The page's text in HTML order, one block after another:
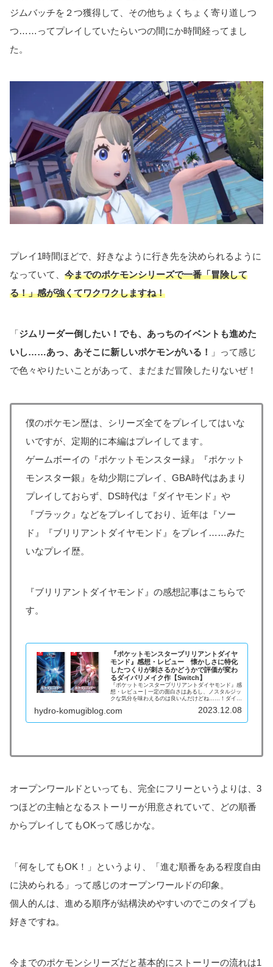
ジムバッチを２つ獲得して、その他ちょくちょく寄り道しつ
つ……ってプレイしていたらいつの間にか時間経ってまし
た。
プレイ1時間ほどで、好きなように行き先を決められるように
なっていて、 今までのポケモンシリーズで一番「冒険して
る！」感が強くてワクワクしますね！
「 ジムリーダー倒したい！でも、あっちのイベントも進めた
いし……あっ、あそこに新しいポケモンがいる！
」って感じ
で色々やりたいことがあって、まだまだ冒険したりないぜ！
僕のポケモン歴は、シリーズ全てをプレイしてはいな
いですが、定期的に本編はプレイしてます。
ゲームボーイの『ポケットモンスター緑』『ポケット
モンスター銀』を幼少期にプレイ、GBA時代はあまり
プレイしておらず、DS時代は『ダイヤモンド』や
『ブラック』などをプレイしており、近年は『ソー
ド』『ブリリアントダイヤモンド』をプレイ……みた
いなプレイ歴。
『ブリリアントダイヤモンド』の感想記事はこちらで
す。
『ポケットモンスターブリリアントダイヤ
モンド』感想・レビュー 懐かしさに特化
したつくりが刺さるかどうかで評価が変わ
るダイパリメイク作【Switch】
『ポケットモンスターブリリアントダイヤモンド』感
想・レビュー❘一定の面白さはあるし、ノスタルジッ
クな気分を味わえるのは良いんだけどね……！ダイパ
hydro-komugiblog.com 2023.12.08
オープンワールドといっても、完全にフリーというよりは、3
つほどの主軸となるストーリーが用意されていて、どの順番
からプレイしてもOKって感じかな。
「何をしてもOK！」というより、「進む順番をある程度自由
に決められる」って感じのオープンワールドの印象。
個人的んは、進める順序が結構決めやすいのでこのタイプも
好きですね。
今までのポケモンシリーズだと基本的にストーリーの流れは1